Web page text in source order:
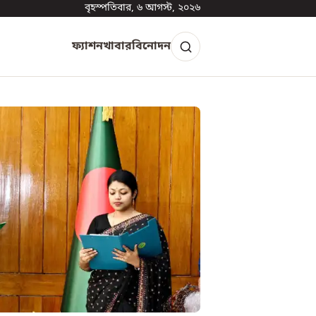
বৃহস্পতিবার, ৬ আগস্ট, ২০২৬
ফ্যাশনখাবারবিনোদন